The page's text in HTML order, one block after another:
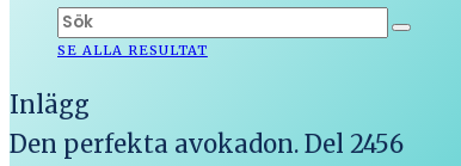
SE ALLA RESULTAT
Inlägg
Den perfekta avokadon. Del 2456